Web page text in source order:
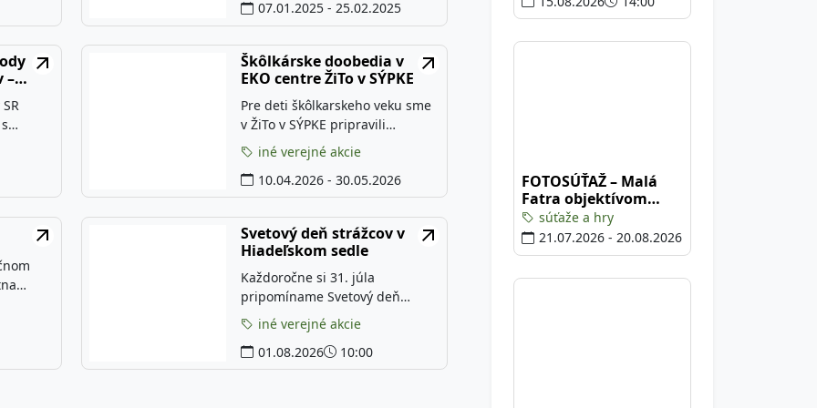
ako
a
s
hry, tvorenie, tipy na výlety a
ročných období. Spoločne sa
zahráme, niečo sa naučíme a
kontakty na maminky a získate
inšpiráciu na ďalšie aktivity
s drobcami.
07.01.2025 - 25.02.2025
–
na
5.
Park
Škôlkárske doobedia v
EKO centre ŽiTo v SÝPKE
Pre deti škôlkarskeho veku sme
v ŽiTo v SÝPKE pripravili
piatkové dopoludnia plné hier,
skúmania a
objavovania tajomstiev
živočíchov, rastlín, vzťahov v
prírode a všetkého, čo s tým
súvisí. Prevažná väčšina aktivít
bude prebiehať v našej
záhrade. Každý týždeň vás čaká
iná téma v súlade s tematickými
celkami školského vzdelávacieho
programu. Jednotli
iné verejné akcie
10.04.2026 - 30.05.2026
–
Svetový deň strážcov v
Hiadeľskom sedle
Každoročne si 31. júla
pripomíname Svetový deň
strážcov prírody, deň venovaný
mužom a ženám, ktorí chránia
naše prírodné dedičstvo,
biodiverzitu a zdravie planéty.
iné verejné akcie
01.08.2026
10:00
FOTOSÚŤAŽ – Malá
Fatra objektívom
2026súťaže a hry
21.07.2026 - 20.08.2026